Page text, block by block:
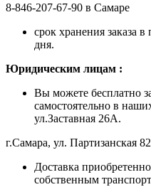
8-846-207-67-90 в Самаре
срок хранения заказа
дня.
Юридическим лицам :
Вы можете бесплатно
самостоятельно в
ул.Заставная 26А.
г.Самара, ул. Партизанская
Доставка
собственным